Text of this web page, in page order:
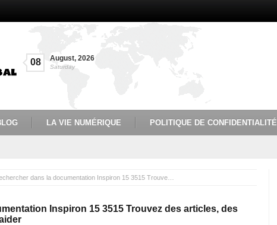
08 August, 2026
Saturday
LA VIE NUMÉRIQUE POLITIQUE DE CONFIDENTIALITÉ
Inspiron 15 3515 Trouvez des articles, des